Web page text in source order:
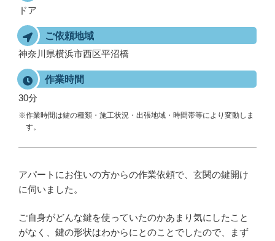
ドア
ご依頼地域
神奈川県横浜市西区平沼橋
作業時間
30分
※作業時間は鍵の種類・施工状況・出張地域・時間帯等により変動しま
す。
アパートにお住いの方からの作業依頼で、玄関の鍵開け
に伺いました。
ご自身がどんな鍵を使っていたのかあまり気にしたこと
がなく、鍵の形状はわからにとのことでしたので、まず